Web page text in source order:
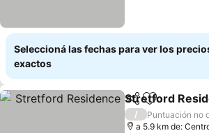
Seleccioná las fechas para ver los
exactos
Compartir
Añadir a
Stretford
/
Puntuación no
a 5.9 km de: